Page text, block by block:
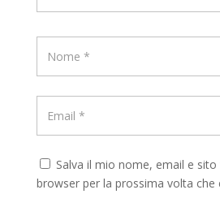
Salva il mio nome, email e
browser per la prossima volta che